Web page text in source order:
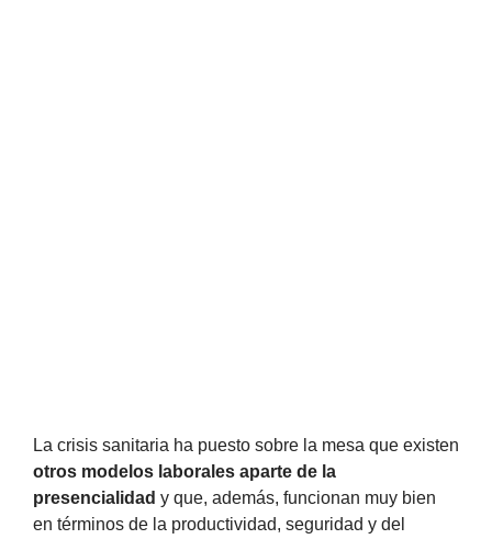
La crisis sanitaria ha puesto sobre la mesa que existen
otros modelos laborales aparte de la
presencialidad y que, además, funcionan muy bien
en términos de la productividad, seguridad y del